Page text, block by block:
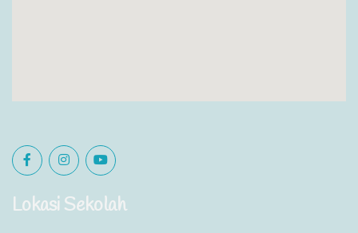
Lokasi Sekolah